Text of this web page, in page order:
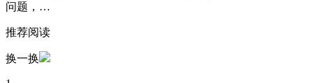
问题，…
推荐阅读
换一换